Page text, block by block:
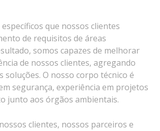
que nossos clientes
de requisitos de áreas
somos capazes de melhorar
de nossos clientes, agregando
soluções. O nosso corpo técnico é
segurança, experiência em projetos
junto aos órgãos ambientais.
clientes, nossos parceiros e